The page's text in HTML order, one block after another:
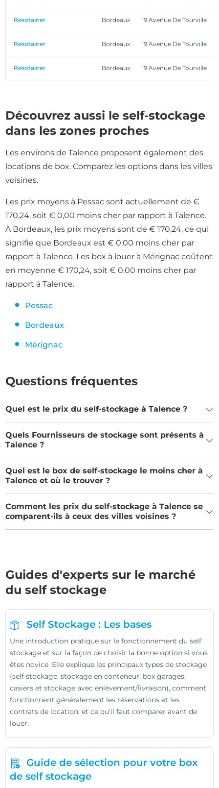
Resotainer Bordeaux 19 Avenue De Tourville
Resotainer Bordeaux 19 Avenue De Tourville
Resotainer Bordeaux 19 Avenue De Tourville
Découvrez aussi le self-stockage
dans les zones proches
Les environs de Talence proposent également des
locations de box. Comparez les options dans les villes
voisines.
Les prix moyens à Pessac sont actuellement de €
170,24, soit € 0,00 moins cher par rapport à Talence.
À Bordeaux, les prix moyens sont de € 170,24, ce qui
signifie que Bordeaux est € 0,00 moins cher par
rapport à Talence. Les box à louer à Mérignac coûtent
en moyenne € 170,24, soit € 0,00 moins cher par
rapport à Talence.
Pessac
Bordeaux
Mérignac
Questions fréquentes
Quel est le prix du self-stockage à Talence ?
Quels Fournisseurs de stockage sont présents à
Talence ?
Quel est le box de self-stockage le moins cher à
Talence et où le trouver ?
Comment les prix du self-stockage à Talence se
comparent-ils à ceux des villes voisines ?
Guides d'experts sur le marché
du self stockage
Self Stockage : Les bases
Une introduction pratique sur le fonctionnement du self
stockage et sur la façon de choisir la bonne option si vous
êtes novice. Elle explique les principaux types de stockage
(self stockage, stockage en conteneur, box garages,
casiers et stockage avec enlèvement/livraison), comment
fonctionnent généralement les réservations et les
contrats de location, et ce qu'il faut comparer avant de
louer.
Guide de sélection pour votre box
de self stockage